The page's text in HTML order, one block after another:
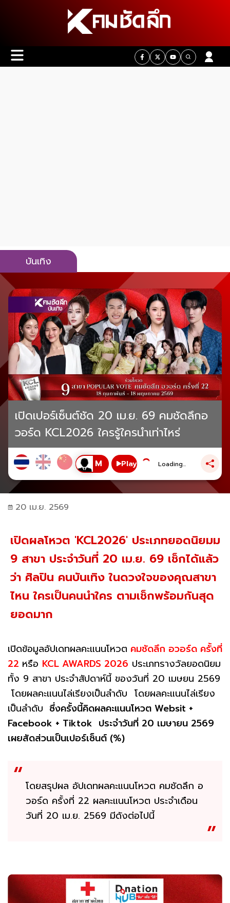
บันเทิง
เปิดเปอร์เซ็นต์ชัด 20 เม.ย. 69 คมชัดลึกอ
วอร์ด KCL2026 ใครรู้ใครนำเท่าไหร่
Play Loading...
20 เม.ย. 2569
เปิดผลโหวต 'KCL2026' ประเภทยอดนิยมม
9 สาขา ประจำวันที่ 20 เม.ย. 69 เช็กได้แล้ว
ว่า ศิลปิน คนบันเทิง ในดวงใจของคุณสาขา
ไหน ใครเป็นคนนำใคร ตามเช็กพร้อมกันสุด
ยอดมาก
เปิดข้อมูลอัปเดทผลคะแนนโหวต คมชัดลึก อวอร์ด ครั้งที่
22 หรือ KCL AWARDS 2026 ประเภทรางวัลยอดนิยม
ทั้ง 9 สาขา ประจำสัปดาห์นี้ ของวันที่ 20 เมษยน 2569
โดยผลคะแนนไล่เรียงเป็นลำดับ โดยผลคะแนนไล่เรียง
เป็นลำดับ ซึ่งครั้งนี้คิดผลคะแนนโหวต Websit +
Facebook + Tiktok ประจำวันที่ 20 เมษายน 2569
เผยสัดส่วนเป็นเปอร์เซ็นต์ (%)
โดยสรุปผล อัปเดทผลคะแนนโหวต คมชัดลึก อ
วอร์ด ครั้งที่ 22 ผลคะแนนโหวต ประจำเดือน
วันที่ 20 เม.ย. 2569 มีดังต่อไปนี้